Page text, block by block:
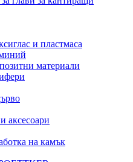
и пластмаса
материали
аксесоари
на камък